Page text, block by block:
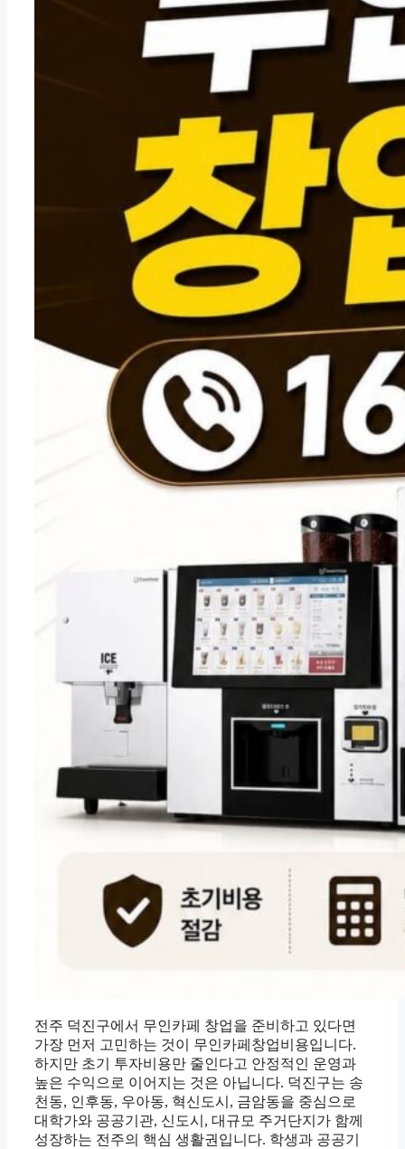
전주 덕진구에서 무인카페 창업을 준비하고 있다면
가장 먼저 고민하는 것이 무인카페창업비용입니다.
하지만 초기 투자비용만 줄인다고 안정적인 운영과
높은 수익으로 이어지는 것은 아닙니다. 덕진구는 송
천동, 인후동, 우아동, 혁신도시, 금암동을 중심으로
대학가와 공공기관, 신도시, 대규모 주거단지가 함께
성장하는 전주의 핵심 생활권입니다. 학생과 공공기